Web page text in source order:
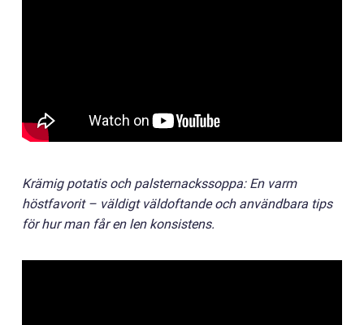
Krämig potatis och palsternackssoppa: En varm
höstfavorit – väldigt väldoftande och användbara tips
för hur man får en len konsistens.